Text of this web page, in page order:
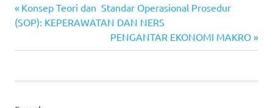
Post
Previous
Post:
Konsep Teori dan Standar Operasional Prosedur
(SOP): KEPERAWATAN DAN NERS
Next
Post:
PENGANTAR EKONOMI MAKRO